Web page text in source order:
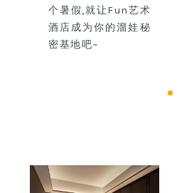
个暑假,就让Fun艺术
酒店成为你的溜娃秘
密基地吧~